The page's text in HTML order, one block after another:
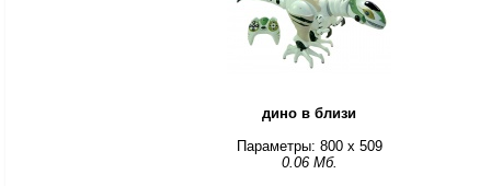
дино в близи
Параметры: 800 x 509
0.06 Мб.